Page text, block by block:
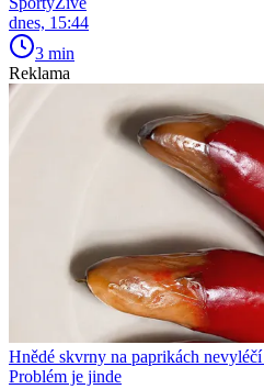
dnes, 15:44
3 min
Reklama
Hnědé skvrny na paprikách
Problém je jinde